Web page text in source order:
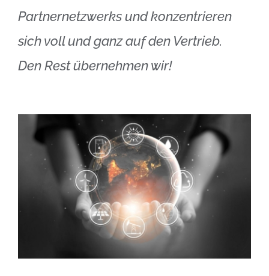
Partnernetzwerks und konzentrieren
sich voll und ganz auf den Vertrieb.
Den Rest übernehmen wir!